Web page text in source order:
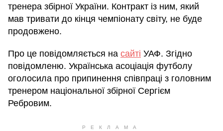
тренера збірної України. Контракт із ним, який
мав тривати до кінця чемпіонату світу, не буде
продовжено.
Про це повідомляється на сайті УАФ. Згідно
повідомленю. Українська асоціація футболу
оголосила про припинення співпраці з головним
тренером національної збірної Сергієм
Ребровим.